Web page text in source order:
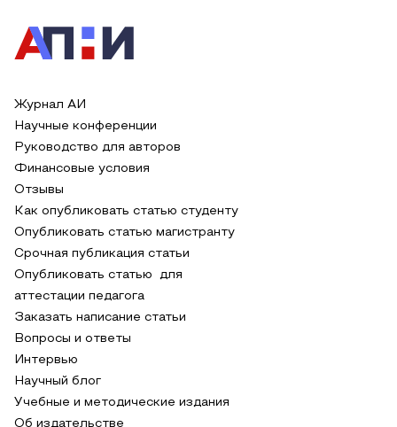
Журнал АИ
Научные конференции
Руководство для авторов
Финансовые условия
Отзывы
Как опубликовать статью студенту
Опубликовать статью магистранту
Срочная публикация статьи
Опубликовать статью для
аттестации педагога
Заказать написание статьи
Вопросы и ответы
Интервью
Научный блог
Учебные и методические издания
Об издательстве